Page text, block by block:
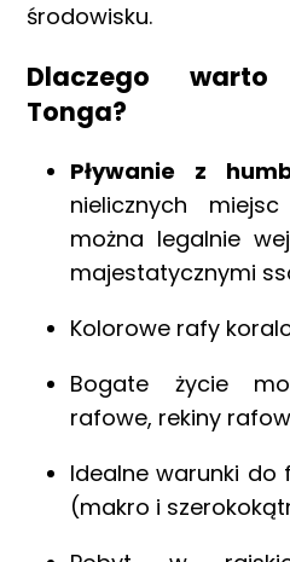
środowisku.
Dlaczego
Tonga?
Pływanie z
nielicznych
można legalnie
majestatycznymi
Kolorowe rafy
Bogate życie
rafowe, rekiny
Idealne warunki
(makro i